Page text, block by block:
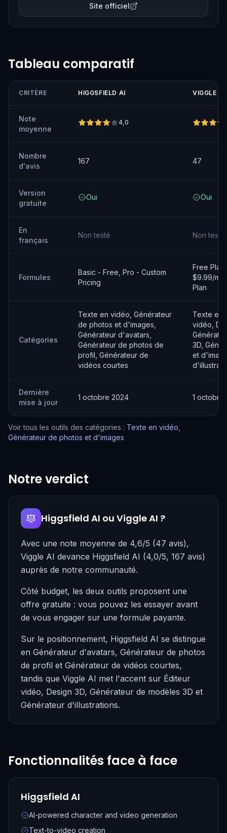
Site officiel
Tableau comparatif
CRITÈRE HIGGSFIELD AI VIGGLE AI
Note
moyenne
4,0
Nombre
d'avis
167 47
Version
gratuite
Oui Oui
En
français
Non testé Non testé
Formules
Basic - Free, Pro - Custom
Pricing
Free
$9.99/
Plan
Catégories
Texte en vidéo, Générateur
de photos et d'images,
Générateur d'avatars,
Générateur de photos de
profil, Générateur de
vidéos courtes
Texte en
vidéo,
3D,
et
Dernière
mise à jour
1 octobre 2024 1 octobre
Voir tous les outils des catégories : Texte en vidéo
Générateur de photos et d'images
Notre verdict
Higgsfield AI ou Viggle AI ?
Avec une note moyenne de 4,6/5 (47 avis),
Viggle AI devance Higgsfield AI (4,0/5, 167 avis)
auprès de notre communauté.
Côté budget, les deux outils proposent une
offre gratuite : vous pouvez les essayer avant
de vous engager sur une formule payante.
Sur le positionnement, Higgsfield AI se distingue
en Générateur d'avatars, Générateur de photos
de profil et Générateur de vidéos courtes,
tandis que Viggle AI met l'accent sur Éditeur
vidéo, Design 3D, Générateur de modèles 3D et
Générateur d'illustrations.
Fonctionnalités face à face
Higgsfield AI
AI-powered character and video generation
Text-to-video creation